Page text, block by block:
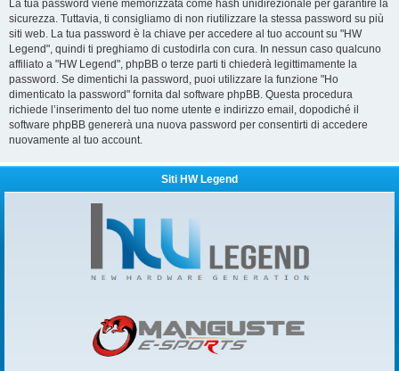
La tua password viene memorizzata come hash unidirezionale per garantire la
sicurezza. Tuttavia, ti consigliamo di non riutilizzare la stessa password su più
siti web. La tua password è la chiave per accedere al tuo account su "HW
Legend", quindi ti preghiamo di custodirla con cura. In nessun caso qualcuno
affiliato a "HW Legend", phpBB o terze parti ti chiederà legittimamente la
password. Se dimentichi la password, puoi utilizzare la funzione "Ho
dimenticato la password" fornita dal software phpBB. Questa procedura
richiede l’inserimento del tuo nome utente e indirizzo email, dopodiché il
software phpBB genererà una nuova password per consentirti di accedere
nuovamente al tuo account.
Siti HW Legend